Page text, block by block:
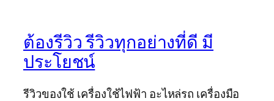
ต้องรีวิว รีวิวทุกอย่างที่ดี มี
ประโยชน์
รีวิวของใช้ เครื่องใช้ไฟฟ้า อะไหล่รถ เครื่องมือ